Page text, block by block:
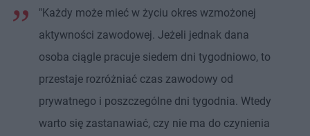
"Każdy może mieć w życiu okres wzmożonej
aktywności zawodowej. Jeżeli jednak dana
osoba ciągle pracuje siedem dni tygodniowo, to
przestaje rozróżniać czas zawodowy od
prywatnego i poszczególne dni tygodnia. Wtedy
warto się zastanawiać, czy nie ma do czynienia